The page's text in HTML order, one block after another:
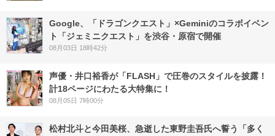
Google、「ドラゴンクエスト」×Geminiのコラボイベン
ト「ジェミニクエスト」を渋谷・原宿で開催
08月03日 18時42分
声優・井口裕香が「FLASH」で圧巻のスタイルを披露！
計18ページにわたる大特集に！
08月05日 7時00分
松村北斗と今田美桜、急逝した東野圭吾氏へ誓う「多く